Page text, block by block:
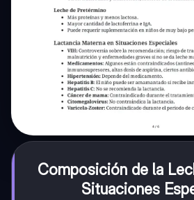
Composición de la
Situaciones